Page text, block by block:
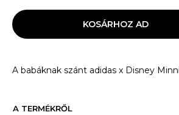
KOSÁRHOZ AD
A babáknak szánt adidas x Disney
A TERMÉKRŐL